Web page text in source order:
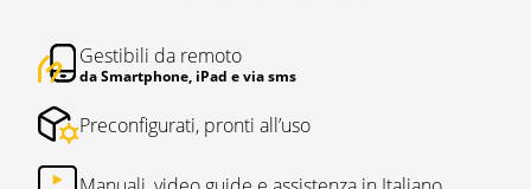
Gestibili da remoto
da Smartphone, iPad e via sms
Preconfigurati, pronti all’uso